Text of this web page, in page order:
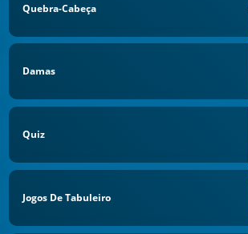
Quebra-Cabeça
Damas
Quiz
Jogos De Tabuleiro